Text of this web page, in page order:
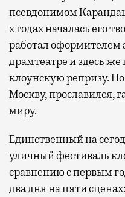
псевдонимом
х годах началась его
работал
драмтеатре и здесь
клоунскую репризу.
Москву, прославился,
миру.
Единственный на
уличный фестиваль
сравнению с первым
два дня на пяти